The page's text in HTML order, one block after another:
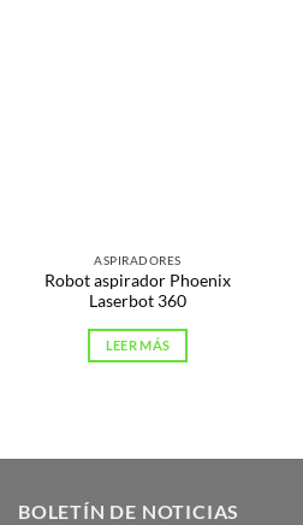
ASPIRADORES
Robot aspirador Phoenix
Laserbot 360
LEER MÁS
BOLETÍN DE NOTICIAS